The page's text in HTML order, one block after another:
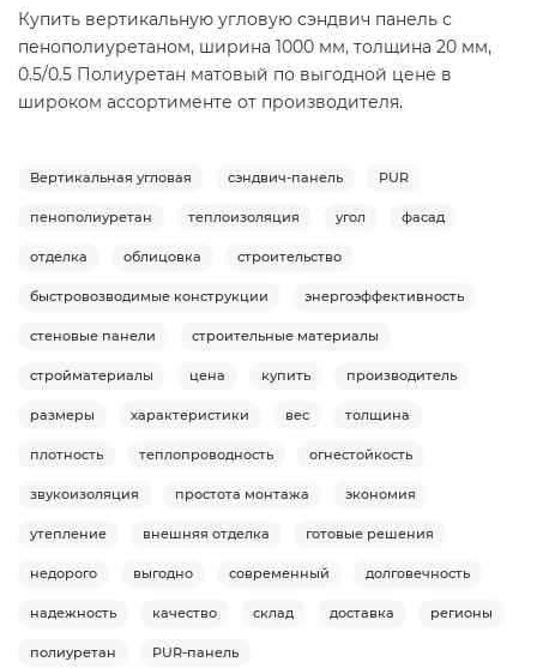
Купить вертикальную угловую сэндвич панель с
пенополиуретаном, ширина 1000 мм, толщина 20 мм,
0.5/0.5 Полиуретан матовый по выгодной цене в
широком ассортименте от производителя.
Вертикальная угловая сэндвич-панель PUR
пенополиуретан теплоизоляция угол фасад
отделка облицовка строительство
быстровозводимые конструкции энергоэффективность
стеновые панели строительные материалы
стройматериалы цена купить производитель
размеры характеристики вес толщина
плотность теплопроводность огнестойкость
звукоизоляция простота монтажа экономия
утепление внешняя отделка готовые решения
недорого выгодно современный долговечность
надежность качество склад доставка регионы
полиуретан PUR-панель